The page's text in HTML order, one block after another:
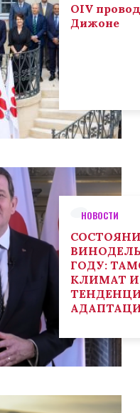
OIV
Дижоне
НОВОСТИ
ГОДУ:
КЛИМАТ И